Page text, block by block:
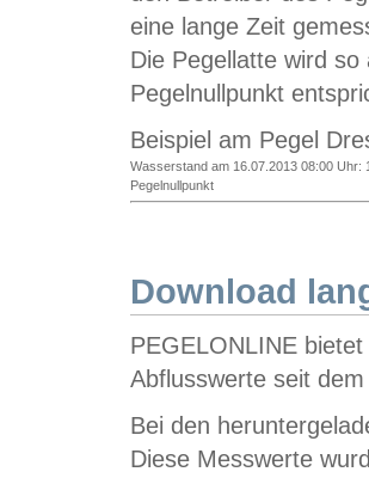
eine lange Zeit
Die Pegellatte wird
Pegelnullpunkt
Beispiel am Pegel
Wasserstand am 16.07.2013 08:00 Uhr:
Pegelnullpunkt
Download
PEGELONLINE
Abflusswerte seit
Bei den
Diese Messwerte